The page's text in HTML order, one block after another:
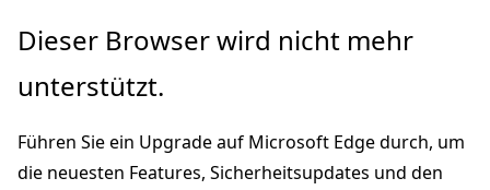
Zu
wechseln
Zur
springen
Dieser Browser wird nicht mehr
unterstützt.
Führen Sie ein Upgrade auf Microsoft Edge durch, um
die neuesten Features, Sicherheitsupdates und den